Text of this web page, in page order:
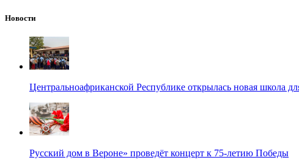
Новости
Центральноафриканской Республике открылась новая школа
Русский дом в Вероне» проведёт концерт к 75-летию Победы